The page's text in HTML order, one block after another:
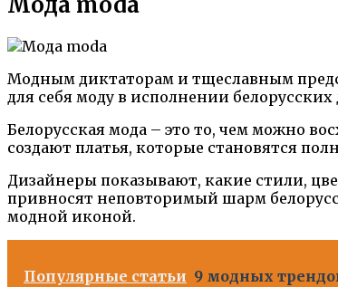
Модным диктаторам и тщеславным
для себя моду в исполнении
Белорусская мода – это то, чем можно
создают платья, которые становятся
Дизайнеры показывают, какие стили,
привносят неповторимый шарм
модной иконой.
Популярные статьи 9 модных